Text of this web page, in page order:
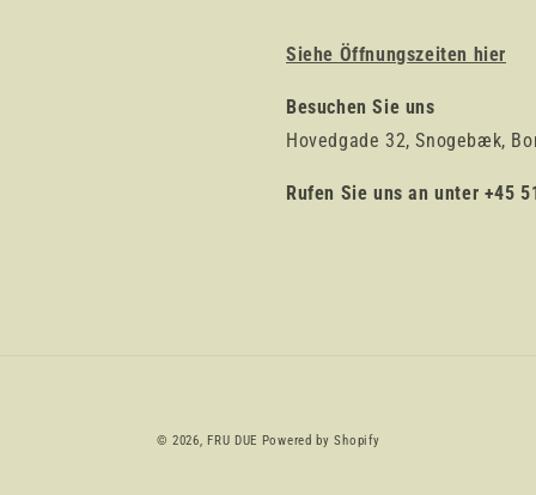
Siehe Öffnungszeiten hier
Besuchen Sie uns
Hovedgade 32, Snogebæk,
Rufen Sie uns an unter +45
© 2026,FRU DUE Powered by Shopify